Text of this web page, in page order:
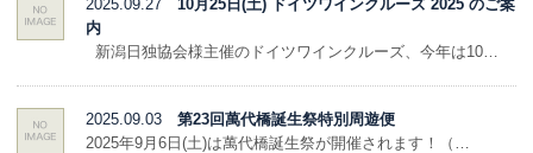
2025.09.27 10月25日(土) ドイツワインクルーズ 2025 のご案
内
新潟日独協会様主催のドイツワインクルーズ、今年は10…
2025.09.03 第23回萬代橋誕生祭特別周遊便
2025年9月6日(土)は萬代橋誕生祭が開催されます！（…